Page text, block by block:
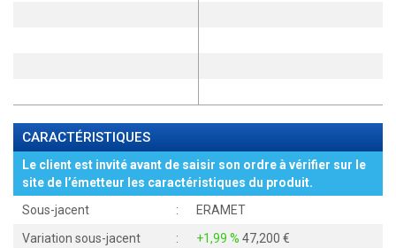
CARACTÉRISTIQUES
Le client est invité avant de saisir son ordre à vérifier sur le
site de l’émetteur les caractéristiques du produit.
Sous-jacent
:
ERAMET
Variation sous-jacent
: +1,99 % 47,200